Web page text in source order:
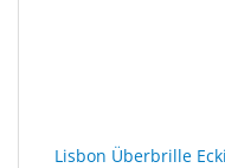
Lisbon Überbrille